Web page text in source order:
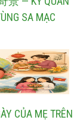
SA MẠC
CỦA MẸ TRÊN